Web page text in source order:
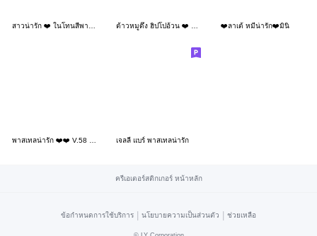
สาวน่ารัก ❤️ ในโทนสีพาสเทล 2 ต้าวหมูดึ๋ง ฮิปโปอ้วน ❤️ น่ารัก 3 ❤️ลาเต้ หมีน่ารัก❤️มินิ
เจลลี่ แบร์ พาสเทลน่ารัก
ครีเอเตอร์สติกเกอร์ หน้าหลัก
ข้อกำหนดการใช้บริการ | นโยบายความเป็นส่วนตัว | ช่วยเหลือ